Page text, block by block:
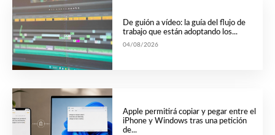
De guión a vídeo: la guía del flujo de
trabajo que están adoptando los...
04/08/2026
Apple permitirá copiar y pegar entre el
iPhone y Windows tras una petición
de...